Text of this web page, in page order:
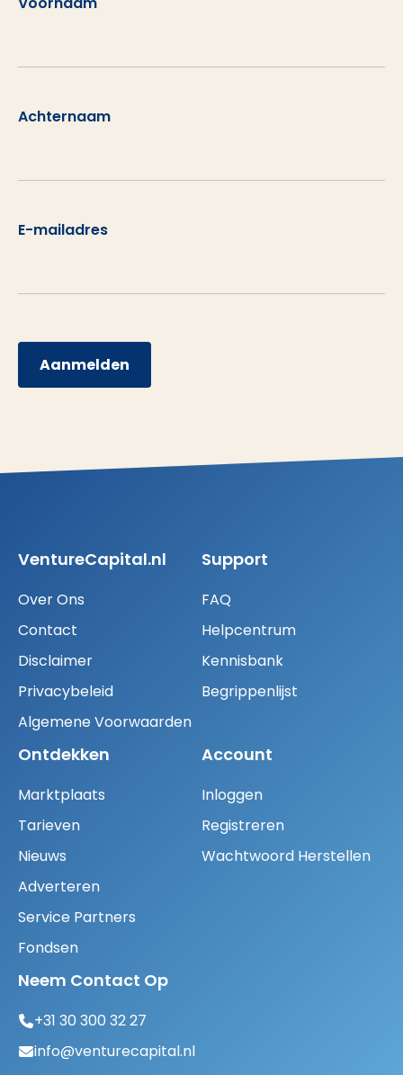
Achternaam
E-mailadres
Aanmelden
VentureCapital.nl
Over Ons
Contact
Disclaimer
Privacybeleid
Algemene Voorwaarden
Support
FAQ
Helpcentrum
Kennisbank
Begrippenlijst
Ontdekken
Marktplaats
Tarieven
Nieuws
Adverteren
Service Partners
Fondsen
Account
Inloggen
Registreren
Wachtwoord Herstellen
Neem Contact Op
+31 30 300 32 27
info@venturecapital.nl